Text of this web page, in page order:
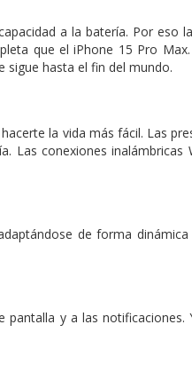
a la batería. Por eso
que el iPhone 15 Pro
hasta el fin del mundo.
la vida más fácil. Las
Las conexiones inalámbricas
de forma
y a las notificaciones.